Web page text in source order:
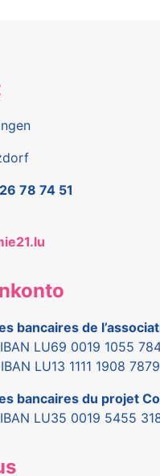
78 74 51
bancaires de
LU69 0019 1055
LU13 1111 1908
bancaires du projet
LU35 0019 5455